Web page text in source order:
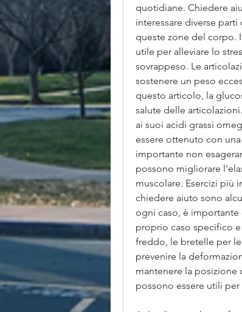
quotidiane. Chiedere
interessare diverse
queste zone del corpo.
utile per alleviare lo
sovrappeso. Le
sostenere un peso
questo articolo, la
salute delle
ai suoi acidi grassi
essere ottenuto con
importante non
possono migliorare
muscolare. Esercizi più
chiedere aiuto sono
ogni caso, è importante
proprio caso specifico
freddo, le bretelle per
prevenire la
mantenere la posizione
possono essere utili